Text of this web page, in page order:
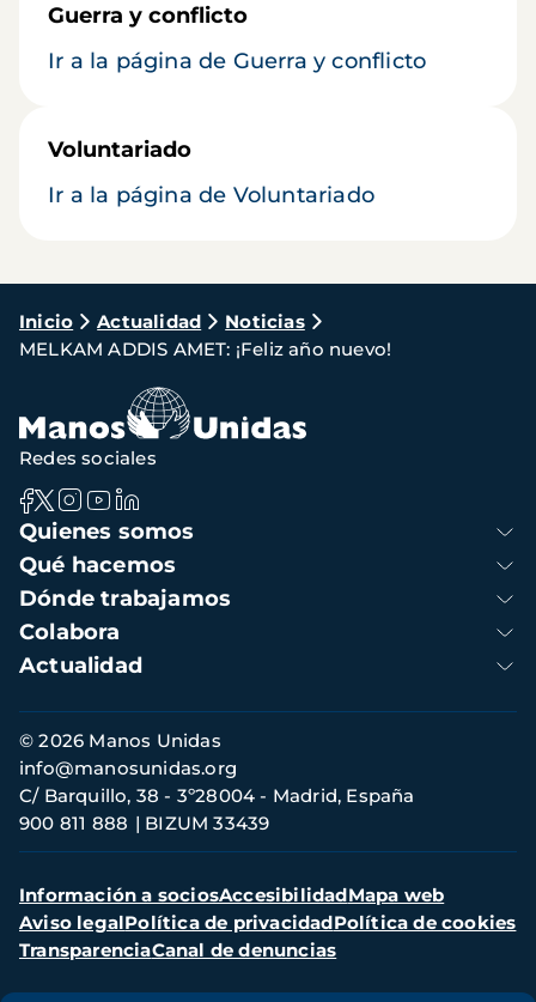
Guerra y conflicto
Ir a la página de Guerra y conflicto
Voluntariado
Ir a la página de Voluntariado
Ruta
de
navegación
Inicio Actualidad
Noticias
MELKAM ADDIS AMET: ¡Feliz año nuevo!
Navegación
principal
Quienes somos
Qué hacemos
Dónde trabajamos
Colabora
Actualidad
Redes sociales
Información
de
contacto
© 2026 Manos Unidas
C/ Barquillo, 38 - 3º28004 - Madrid, España
900 811 888
BIZUM 33439
info@manosunidas.org
Menú
secundario
Información a sociosAccesibilidadMapa web
Aviso legalPolítica de privacidadPolítica de cookies
TransparenciaCanal de denuncias